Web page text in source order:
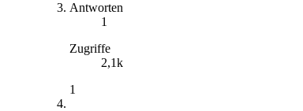
Antworten
1
Zugriffe
2,1k
1